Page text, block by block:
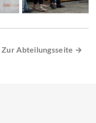
Zur Abteilungsseite →